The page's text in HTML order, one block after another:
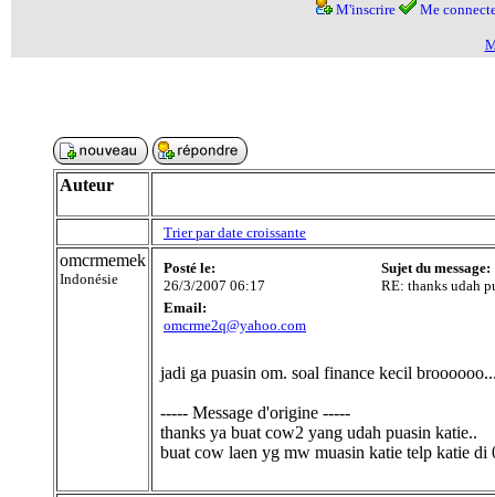
M'inscrire Me
Auteur
Trier par date croissante
omcrmemek
Indonésie
Posté le:
26/3/2007 06:17
Sujet du message:
RE: thanks udah
Email:
omcrme2q@yahoo.com
jadi ga puasin om. soal finance kecil
----- Message d'origine -----
thanks ya buat cow2 yang udah puasin katie..
buat cow laen yg mw muasin katie telp katie di